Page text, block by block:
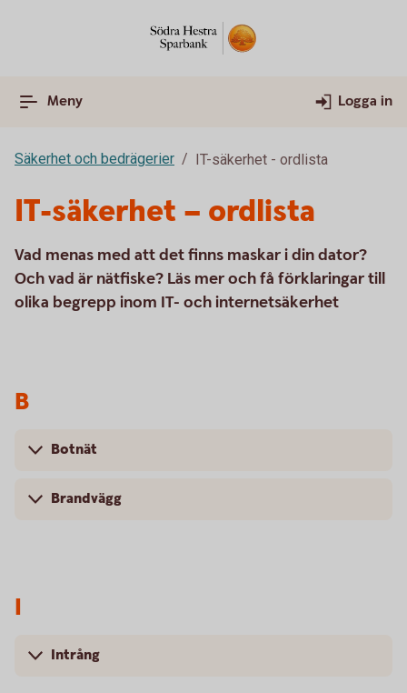
Meny Logga in
Säkerhet och bedrägerier IT-säkerhet - ordlista
IT-säkerhet – ordlista
Vad menas med att det finns maskar i din dator?
Och vad är nätfiske? Läs mer och få förklaringar till
olika begrepp inom IT- och internetsäkerhet
B
Botnät
Brandvägg
I
Intrång